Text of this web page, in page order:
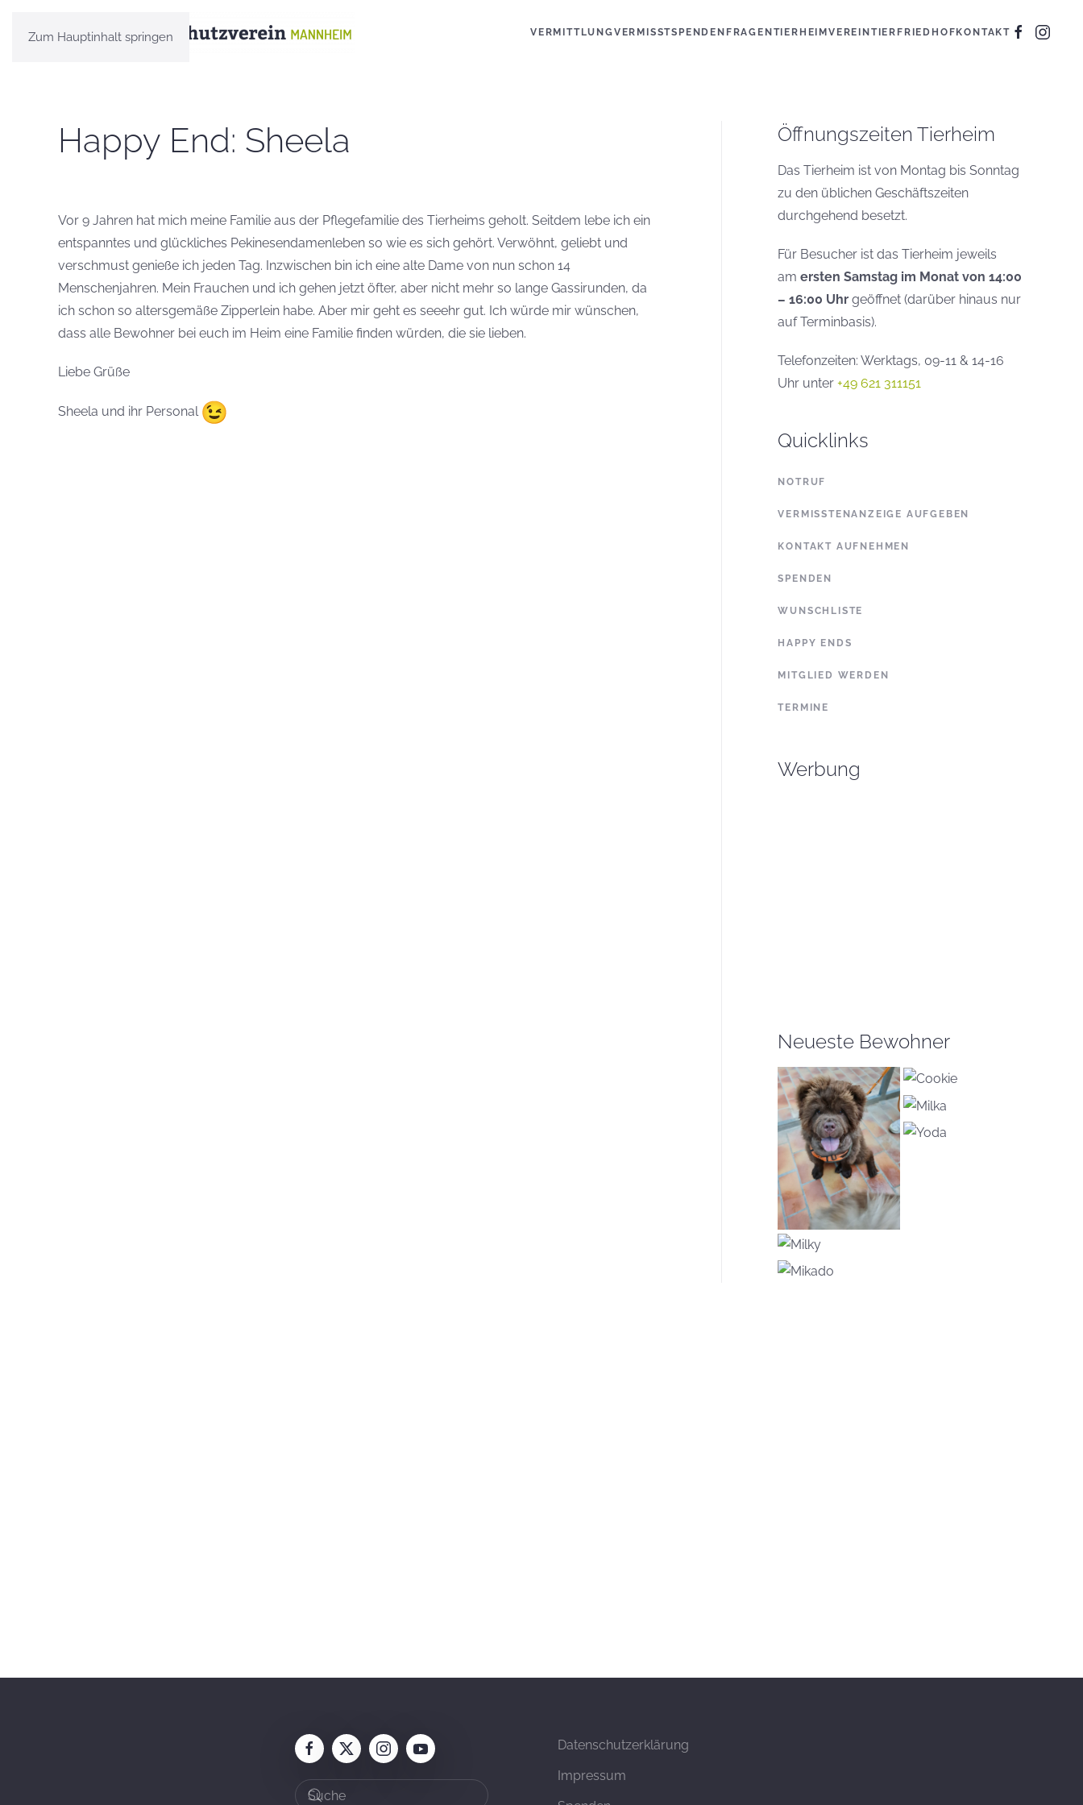
Zum Hauptinhalt springen VERMITTLUNGVERMISSTSPENDEN FRAGENTIERHEIMVEREINTIERFRIEDHOFKONTAKT
Happy End: Sheela
Vor 9 Jahren hat mich meine Familie aus der Pflegefamilie des Tierheims geholt. Seitdem lebe ich ein
entspanntes und glückliches Pekinesendamenleben so wie es sich gehört. Verwöhnt, geliebt und
verschmust genieße ich jeden Tag. Inzwischen bin ich eine alte Dame von nun schon 14
Menschenjahren. Mein Frauchen und ich gehen jetzt öfter, aber nicht mehr so lange Gassirunden, da
ich schon so altersgemäße Zipperlein habe. Aber mir geht es seeehr gut. Ich würde mir wünschen,
dass alle Bewohner bei euch im Heim eine Familie finden würden, die sie lieben.
Liebe Grüße
Sheela und ihr Personal
Öffnungszeiten Tierheim
Das Tierheim ist von Montag bis Sonntag
zu den üblichen Geschäftszeiten
durchgehend besetzt.
Für Besucher ist das Tierheim jeweils
amersten Samstag im Monat von 14:00
– 16:00 Uhr geöffnet (darüber hinaus nur
auf Terminbasis).
Telefonzeiten: Werktags, 09-11 & 14-16
Uhr unter+49 621 311151
Quicklinks
NOTRUF
VERMISSTENANZEIGE AUFGEBEN
KONTAKT AUFNEHMEN
SPENDEN
WUNSCHLISTE
HAPPY ENDS
MITGLIED WERDEN
TERMINE
Werbung
Neueste Bewohner
Datenschutzerklärung
Impressum